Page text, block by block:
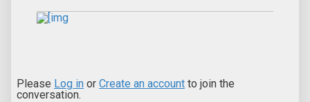
Please Log in or Create an account to join the
conversation.